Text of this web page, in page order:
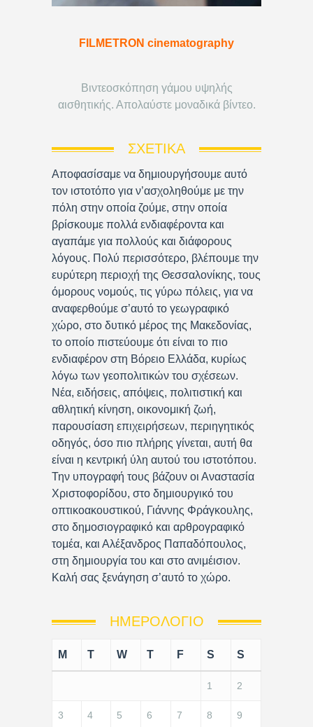
FILMETRON cinematography
Βιντεοσκόπηση γάμου υψηλής
αισθητικής. Απολαύστε μοναδικά βίντεο.
ΣΧΕΤΙΚΆ
Αποφασίσαμε να δημιουργήσουμε αυτό
τον ιστοτόπο για ν’ασχοληθούμε με την
πόλη στην οποία ζούμε, στην οποία
βρίσκουμε πολλά ενδιαφέροντα και
αγαπάμε για πολλούς και διάφορους
λόγους. Πολύ περισσότερο, βλέπουμε την
ευρύτερη περιοχή της Θεσσαλονίκης, τους
όμορους νομούς, τις γύρω πόλεις, για να
αναφερθούμε σ’αυτό το γεωγραφικό
χώρο, στο δυτικό μέρος της Μακεδονίας,
το οποίο πιστεύουμε ότι είναι το πιο
ενδιαφέρον στη Βόρειο Ελλάδα, κυρίως
λόγω των γεοπολιτικών του σχέσεων.
Νέα, ειδήσεις, απόψεις, πολιτιστική και
αθλητική κίνηση, οικονομική ζωή,
παρουσίαση επιχειρήσεων, περιηγητικός
οδηγός, όσο πιο πλήρης γίνεται, αυτή θα
είναι η κεντρική ύλη αυτού του ιστοτόπου.
Την υπογραφή τους βάζουν οι Αναστασία
Χριστοφορίδου, στο δημιουργικό του
οπτικοακουστικού, Γιάννης Φράγκουλης,
στο δημοσιογραφικό και αρθρογραφικό
τομέα, και Αλέξανδρος Παπαδόπουλος,
στη δημιουργία του και στο ανιμέισιον.
Καλή σας ξενάγηση σ’αυτό το χώρο.
ΗΜΕΡΟΛΌΓΙΟ
M T W T F S S
1 2
3 4 5 6 7 8 9